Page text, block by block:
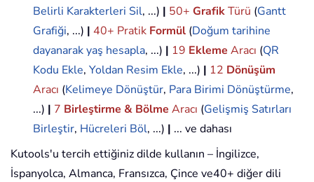
Belirli Karakterleri Sil, ...) | 50+ GrafikTürü (Gantt
Grafiği, ...) | 40+ Pratik Formül (Doğum tarihine
dayanarak yaş hesapla, ...) | 19 Ekleme Aracı (QR
Kodu Ekle, Yoldan Resim Ekle, ...) | 12 Dönüşüm
Aracı (Kelimeye Dönüştür, Para Birimi Dönüştürme,
...) | 7 Birleştirme & Bölme Aracı (Gelişmiş Satırları
Birleştir, Hücreleri Böl, ...) | ... ve dahası
Kutools'u tercih ettiğiniz dilde kullanın – İngilizce,
İspanyolca, Almanca, Fransızca, Çince ve40+ diğer dili